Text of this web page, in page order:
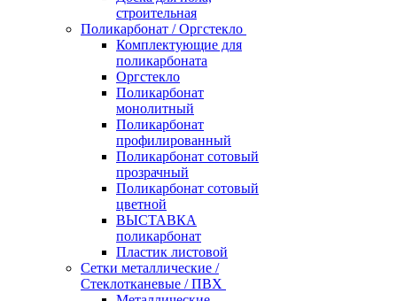
строительная
Поликарбонат / Оргстекло
Комплектующие для
поликарбоната
Оргстекло
Поликарбонат
монолитный
Поликарбонат
профилированный
Поликарбонат сотовый
прозрачный
Поликарбонат сотовый
цветной
ВЫСТАВКА
поликарбонат
Пластик листовой
Сетки металлические /
Стеклотканевые / ПВХ